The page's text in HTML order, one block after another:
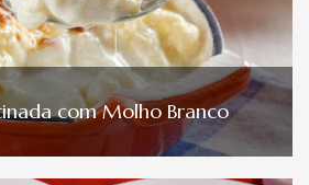
com Molho Branco